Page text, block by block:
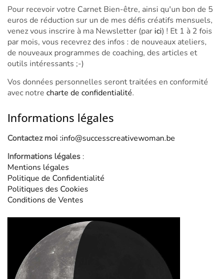
Pour recevoir votre Carnet Bien-être, ainsi qu'un bon de 5
euros de réduction sur un de mes défis créatifs mensuels,
venez vous inscrire à ma Newsletter (par ici) ! Et 1 à 2 fois
par mois, vous recevrez des infos : de nouveaux ateliers,
de nouveaux programmes de coaching, des articles et
outils intéressants ;-)
Vos données personnelles seront traitées en conformité
avec notre charte de confidentialité.
Informations légales
Contactez moi :info@successcreativewoman.be
Informations légales :
Mentions légales
Politique de Confidentialité
Politiques des Cookies
Conditions de Ventes